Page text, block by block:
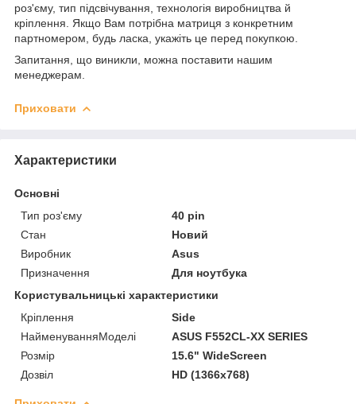
роз'єму, тип підсвічування, технологія виробництва й
кріплення. Якщо Вам потрібна матриця з конкретним
партномером, будь ласка, укажіть це перед покупкою.
Запитання, що виникли, можна поставити нашим
менеджерам.
Приховати
Характеристики
Основні
Тип роз'єму
40 pin
Стан
Новий
Виробник
Asus
Призначення
Для ноутбука
Користувальницькі характеристики
Кріплення
Side
НайменуванняМоделі
ASUS F552CL-XX SERIES
Розмір
15.6" WideScreen
Дозвіл
HD (1366x768)